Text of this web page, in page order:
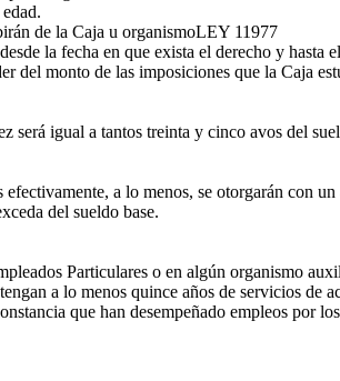
de la Caja u organismoLEY 11977
la fecha en que exista el derecho y
del monto de las imposiciones que la Caja
igual a tantos treinta y cinco avos del
a lo menos, se otorgarán con
del sueldo base.
Particulares o en algún organismo
a lo menos quince años de servicios de
que han desempeñado empleos por